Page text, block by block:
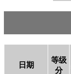
日期
等级
分